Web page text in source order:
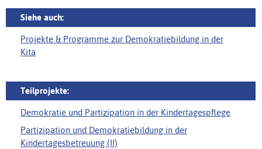
Siehe auch:
Projekte & Programme zur Demokratiebildung in der
Kita
Teilprojekte:
Demokratie und Partizipation in der Kindertagespflege
Partizipation und Demokratiebildung in der
Kindertagesbetreuung (II)